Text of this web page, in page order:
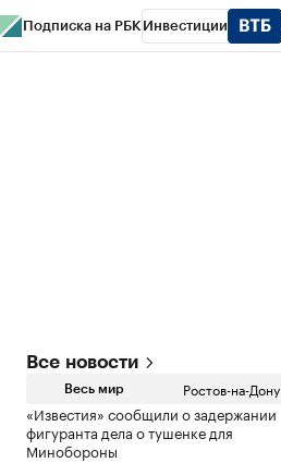
Подписка на РБК Инвестиции
Все новости
Весь мир Ростов-на-Дону
«Известия» сообщили о задержании
фигуранта дела о тушенке для
Минобороны